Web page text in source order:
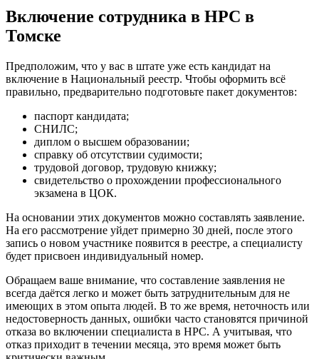
Включение сотрудника в НРС в
Томске
Предположим, что у вас в штате уже есть кандидат на
включение в Национальный реестр. Чтобы оформить всё
правильно, предварительно подготовьте пакет документов:
паспорт кандидата;
СНИЛС;
диплом о высшем образовании;
справку об отсутствии судимости;
трудовой договор, трудовую книжку;
свидетельство о прохождении профессионального
экзамена в ЦОК.
На основании этих документов можно составлять заявление.
На его рассмотрение уйдет примерно 30 дней, после этого
запись о новом участнике появится в реестре, а специалисту
будет присвоен индивидуальный номер.
Обращаем ваше внимание, что составление заявления не
всегда даётся легко и может быть затруднительным для не
имеющих в этом опыта людей. В то же время, неточность или
недостоверность данных, ошибки часто становятся причиной
отказа во включении специалиста в НРС. А учитывая, что
отказ приходит в течении месяца, это время может быть